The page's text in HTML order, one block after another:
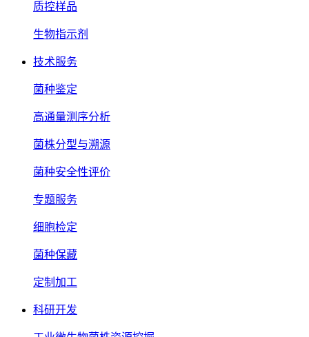
质控样品
生物指示剂
技术服务
菌种鉴定
高通量测序分析
菌株分型与溯源
菌种安全性评价
专题服务
细胞检定
菌种保藏
定制加工
科研开发